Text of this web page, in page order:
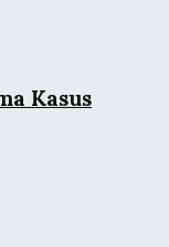
Kasus